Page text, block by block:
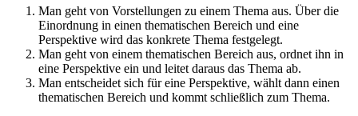
Man geht von Vorstellungen zu einem Thema aus. Über die
Einordnung in einen thematischen Bereich und eine
Perspektive wird das konkrete Thema festgelegt.
Man geht von einem thematischen Bereich aus, ordnet ihn in
eine Perspektive ein und leitet daraus das Thema ab.
Man entscheidet sich für eine Perspektive, wählt dann einen
thematischen Bereich und kommt schließlich zum Thema.